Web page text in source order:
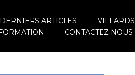
DERNIERS ARTICLES
CONTACTEZ NOUS